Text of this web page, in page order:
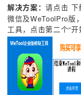
解决方案：请点击 下
微信及WeToolPro版
工具，点击第二个“开